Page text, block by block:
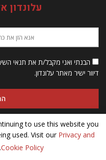
עלונדון
הבנתי ואני מקבל/ת את תנאי
דיוור ישיר מאתר עלונדון.
to use this website you
used. Visit our Privacy and
Cookie Policy
.